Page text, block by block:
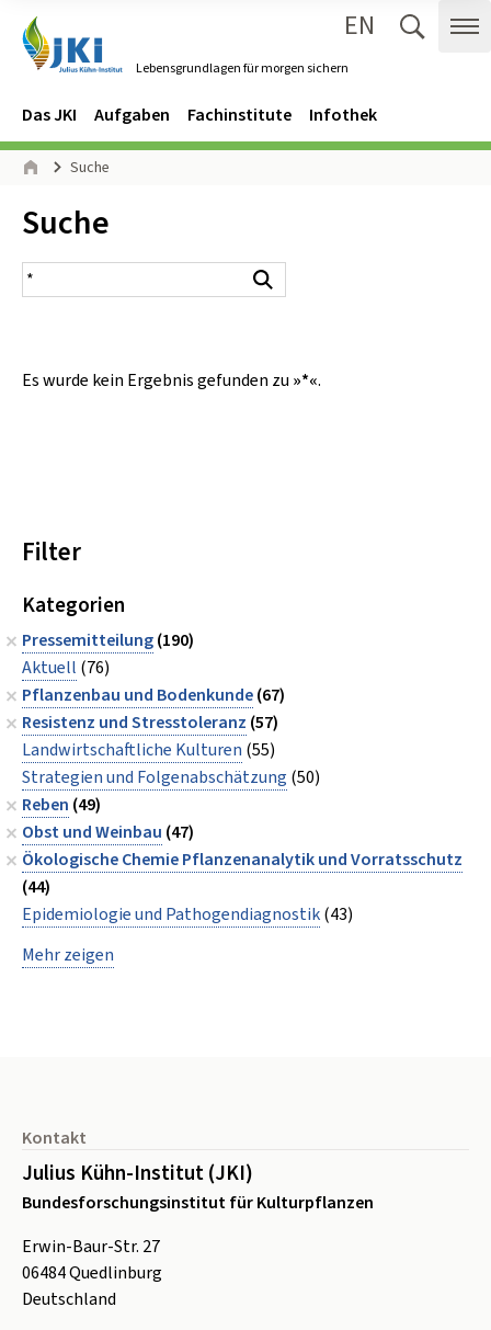
Lebensgrundlagen für morgen sichern
EN
Navigation
Hauptmenü
Das JKI Aufgaben Fachinstitute Infothek
Seitenpfad
Suche
Inhalt:
Suche
Suchergebnis
Es wurde kein Ergebnis gefunden zu »*«.
Filter
Kategorien
Pressemitteilung(190)
Aktuell (76)
Pflanzenbau und Bodenkunde(67)
Resistenz und Stresstoleranz (57)
Landwirtschaftliche Kulturen (55)
Strategien und Folgenabschätzung (50)
Reben (49)
Obst und Weinbau (47)
Ökologische Chemie Pflanzenanalytik und Vorratsschutz
(44)
Epidemiologie und Pathogendiagnostik(43)
Mehr zeigen
Kontakt
Julius Kühn-Institut (JKI)
Bundesforschungsinstitut für Kulturpflanzen
Erwin-Baur-Str. 27
06484Quedlinburg
Deutschland